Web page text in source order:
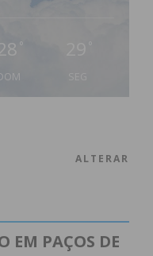
°
ALTERAR
EM PAÇOS DE